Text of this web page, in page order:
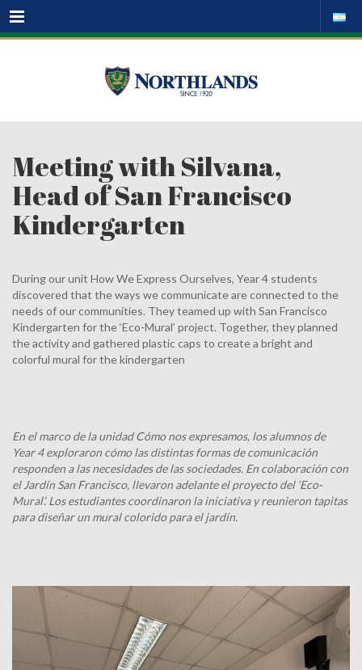
Menu
Meeting with Silvana,
Head of San Francisco
Kindergarten
During our unit How We Express Ourselves, Year 4 students
discovered that the ways we communicate are connected to the
needs of our communities. They teamed up with San Francisco
Kindergarten for the ‘Eco-Mural’ project. Together, they planned
the activity and gathered plastic caps to create a bright and
colorful mural for the kindergarten
En el marco de la unidad Cómo nos expresamos, los alumnos de
Year 4 exploraron cómo las distintas formas de comunicación
responden a las necesidades de las sociedades. En colaboración con
el Jardín San Francisco, llevaron adelante el proyecto del ‘Eco-
Mural’. Los estudiantes coordinaron la iniciativa y reunieron tapitas
para diseñar un mural colorido para el jardín.